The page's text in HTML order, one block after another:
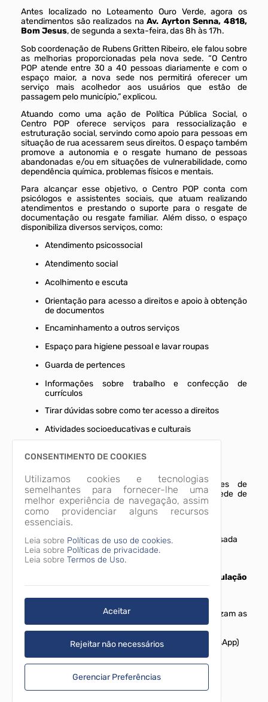
Antes localizado no Loteamento Ouro Verde, agora os
atendimentos são realizados naAv. Ayrton Senna, 4818,
Bom Jesus, de segunda a sexta-feira, das 8h às 17h.
Sob coordenação de Rubens Gritten Ribeiro, ele falou sobre
as melhorias proporcionadas pela nova sede. “O Centro
POP atende entre 30 a 40 pessoas diariamente e com o
espaço maior, a nova sede nos permitirá oferecer um
serviço mais acolhedor aos usuários que estão de
passagem pelo município,” explicou.
Atuando como uma ação de Política Pública Social, o
Centro POP oferece serviços para ressocialização e
estruturação social, servindo como apoio para pessoas em
situação de rua acessarem seus direitos. O espaço também
promove a autonomia e o resgate humano de pessoas
abandonadas e/ou em situações de vulnerabilidade, como
dependência química, problemas físicos e mentais.
Para alcançar esse objetivo, o Centro POP conta com
psicólogos e assistentes sociais, que atuam realizando
atendimentos e prestando o suporte para o resgate de
documentação ou resgate familiar. Além disso, o espaço
disponibiliza diversos serviços, como:
Atendimento psicossocial
Atendimento social
Acolhimento e escuta
Orientação para acesso a direitos e apoio à obtenção
de documentos
Encaminhamento a outros serviços
Espaço para higiene pessoal e lavar roupas
Guarda de pertences
Informações sobre trabalho e confecção de
currículos
Tirar dúvidas sobre como ter acesso a direitos
Atividades socioeducativas e culturais
Encaminhamento de usuários dependentes de
substâncias psicoativas para serviços da rede de
Saúde
Doação de roupas/calçados
Oferta de pernoite em casa de passagem/pousada
SERVIÇO:
Centro de Referência Especializado para População
em Situação de Rua - Centro POP
Jovens, adultos, idosos e famílias que utilizam as
ruas como espaço de moradia e/ou sobrevivência.
Endereço:Av. Ayrton Senna, 4818, Bom Jesus
(41) 3291-5078 e (41) 99842-0053 (WhatsApp)
Categorias
CONSENTIMENTO DE COOKIES
Utilizamos cookies e tecnologias
semelhantes para fornecer-lhe uma
melhor experiência de navegação, assim
como providenciar alguns recursos
essenciais.
Leia sobre Políticas de uso de cookies.
Leia sobre Políticas de privacidade.
Leia sobre Termos de Uso.
Aceitar
Rejeitar não necessários
Gerenciar Preferências